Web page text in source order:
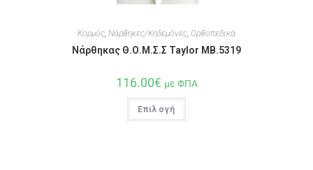
Κορμός, Νάρθηκες/Κηδεμόνες, Ορθοπεδικά
Νάρθηκας Θ.Ο.Μ.Σ.Σ Taylor MB.5319
116.00€ με ΦΠΑ
Επιλογή